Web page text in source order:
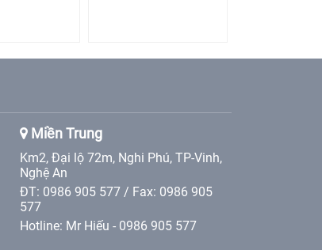
Miền Trung
Km2, Đại lộ 72m, Nghi Phú, TP-Vinh,
Nghệ An
ĐT: 0986 905 577 / Fax: 0986 905
577
Hotline: Mr Hiếu - 0986 905 577